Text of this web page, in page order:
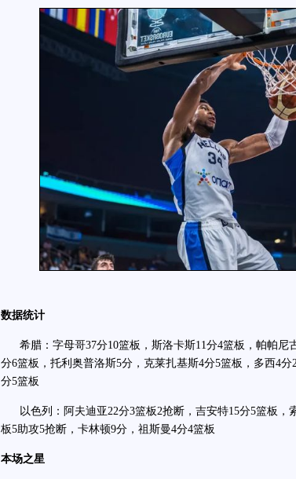
数据统计
希腊：字母哥37分10篮板，斯洛卡斯11分4篮板，帕帕尼
分6篮板，托利奥普洛斯5分，克莱扎基斯4分5篮板，多西4
分5篮板
以色列：阿夫迪亚22分3篮板2抢断，吉安特15分5篮板，
板5助攻5抢断，卡林顿9分，祖斯曼4分4篮板
本场之星